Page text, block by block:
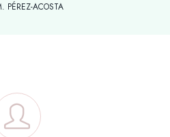
PÉREZ-ACOSTA